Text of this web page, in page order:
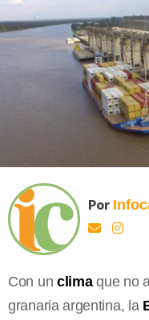
Por
Con un climaque no
granaria argentina, la